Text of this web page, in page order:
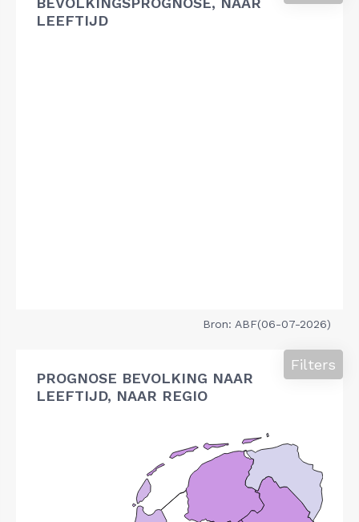
LEEFTIJD
Bron: ABF(06-07-2026)
PROGNOSE BEVOLKING NAAR
LEEFTIJD, NAAR REGIO
Filters